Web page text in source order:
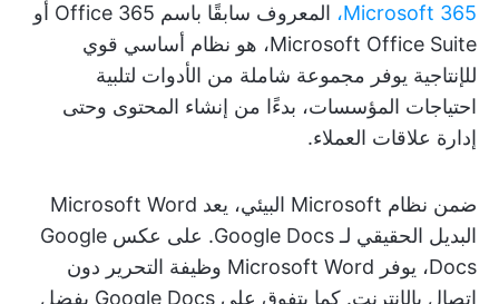
Microsoft 365،
المعروف سابقًا باسم Office 365 أو
Microsoft Office Suite، هو نظام أساسي قوي
للإنتاجية يوفر مجموعة شاملة من الأدوات لتلبية
احتياجات المؤسسات، بدءًا من إنشاء المحتوى وحتى
إدارة علاقات العملاء.
ضمن نظام Microsoft البيئي، يعد Microsoft Word
البديل الحقيقي لـ Google Docs. على عكس Google
Docs، يوفر Microsoft Word وظيفة التحرير دون
اتصال بالإنترنت. كما يتفوق على Google Docs بفضل